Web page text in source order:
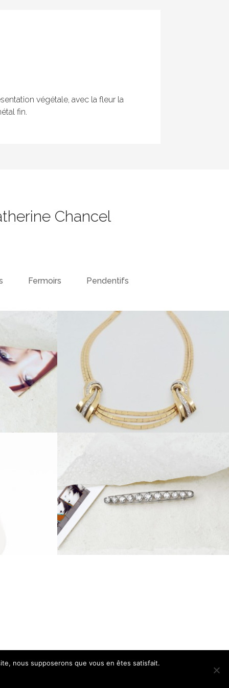
végétale, avec la fleur la
fin.
Chancel
Fermoirs Pendentifs
nous supposerons que vous en êtes satisfait.